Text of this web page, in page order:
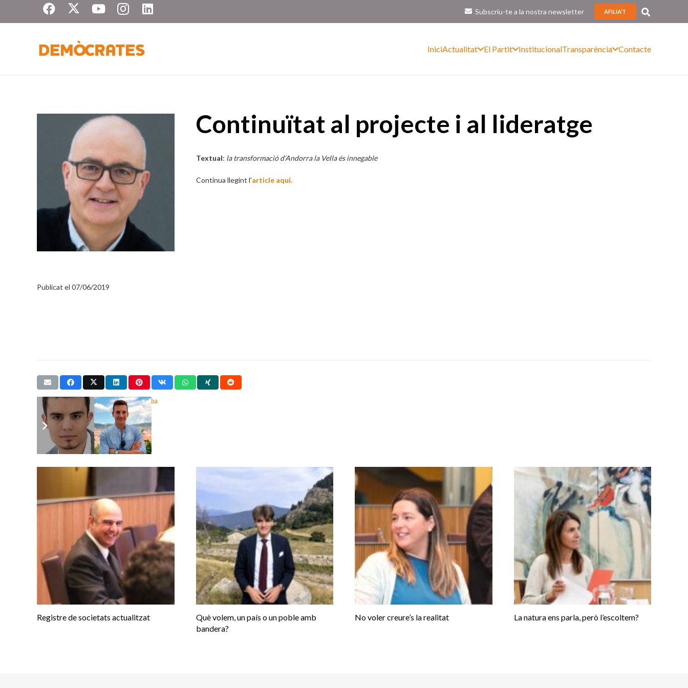
Subscriu-te a la nostra newsletter AFILIA’T
IniciActualitat El Partit InstitucionalTransparència Contacte
Publicat el 07/06/2019
Continuïtat al projecte i al lideratge
Textual: la transformació d’Andorra la Vella és innegable
Continua llegint l’article aquí.
Etiquetes:Articles d'opinió,Carles Torralba
Articles relacionats
Registre de societats actualitzat
Què volem, un país o un poble amb
bandera?
No voler creure’s la realitat La natura ens parla, però l’escoltem?